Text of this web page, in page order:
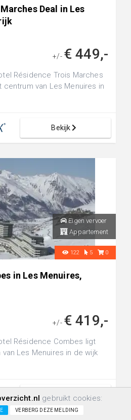
Deal in Les
+/- € 449,-
Résidence Trois Marches
centrum van Les Menuires in
Bekijk
Eigen vervoer
Appartement
122 5 0
in Les Menuires,
+/- € 419,-
Résidence Combes ligt
Les Menuires in de wijk
Bekijk
gebruikt cookies:
VERBERG DEZE MELDING